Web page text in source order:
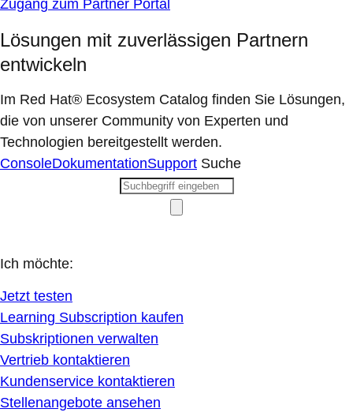
Zugang zum Partner Portal
Lösungen mit zuverlässigen Partnern
entwickeln
Im Red Hat® Ecosystem Catalog finden Sie Lösungen,
die von unserer Community von Experten und
Technologien bereitgestellt werden.
ConsoleDokumentationSupport Suche
Ich möchte:
Jetzt testen
Learning Subscription kaufen
Subskriptionen verwalten
Vertrieb kontaktieren
Kundenservice kontaktieren
Stellenangebote ansehen